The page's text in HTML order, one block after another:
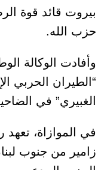
بيروت قائد قوة
حزب الله.
وأفادت الوكالة
“الطيران الحربي
الغبيري” في
في الموازاة، تعهد
زامير من جنوب